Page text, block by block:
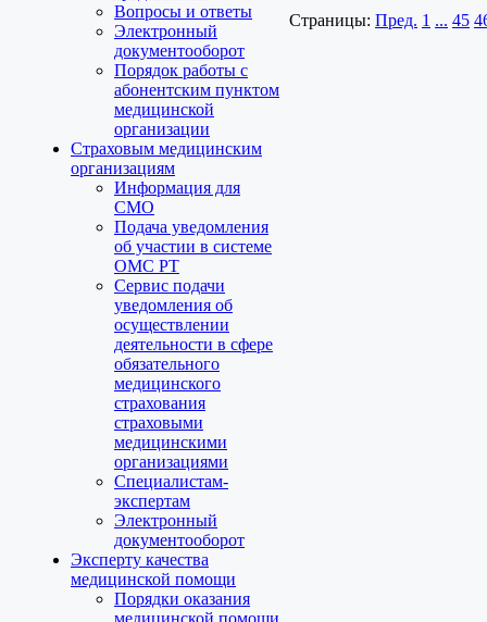
Вопросы и ответы
Электронный
документооборот
Порядок работы с
абонентским пунктом
медицинской
организации
Страховым медицинским
организациям
Информация для
СМО
Подача уведомления
об участии в системе
ОМС РТ
Сервис подачи
уведомления об
осуществлении
деятельности в сфере
обязательного
медицинского
страхования
страховыми
медицинскими
организациями
Специалистам-
экспертам
Электронный
документооборот
Эксперту качества
медицинской помощи
Порядки оказания
медицинской помощи
Страницы: Пред. 1 ... 45